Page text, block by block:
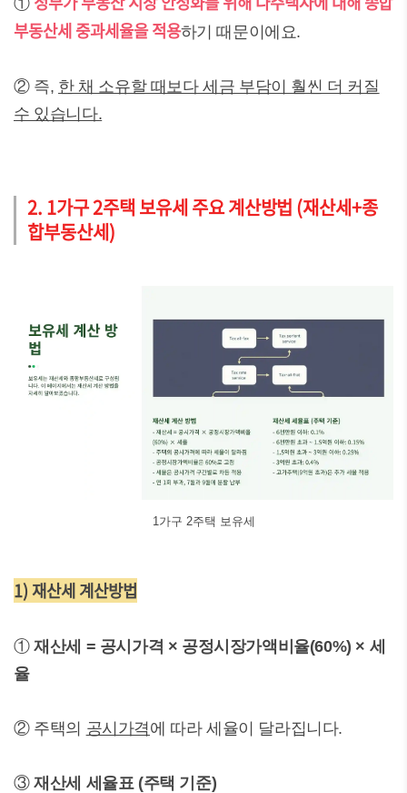
①
부동산세 중과세율을 적용하기 때문이에요.
② 즉, 한 채 소유할 때보다 세금 부담이 훨씬 더 커질
수 있습니다.
2. 1가구 2주택 보유세 주요 계산방법 (재산세+종
합부동산세)
1가구 2주택 보유세
1) 재산세 계산방법
①재산세 = 공시가격 × 공정시장가액비율(60%) × 세
율
② 주택의 공시가격에 따라 세율이 달라집니다.
③재산세 세율표 (주택 기준)